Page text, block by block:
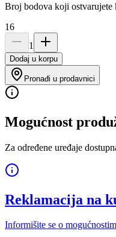
Broj bodova koji
16
1
Dodaj u korpu
Pronađi u prodavnici
Mogućnost
Za određene uređaje
Reklamacija na
Informišite se o